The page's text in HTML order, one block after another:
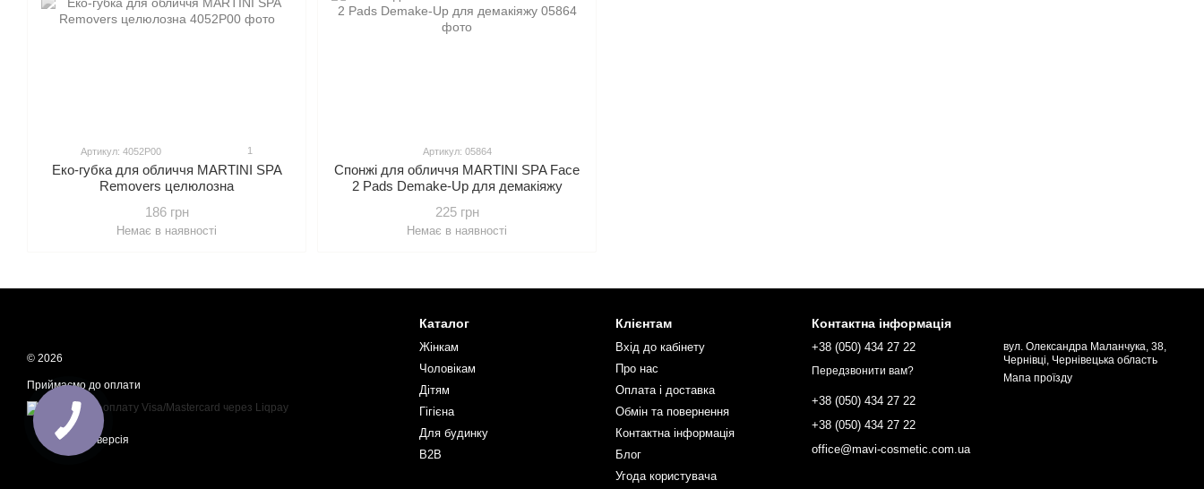
Артикул: 4052P00 1
Еко-губка для обличчя MARTINI SPA
Removers целюлозна
186 грн
Немає в наявності
Артикул: 05864
Спонжі для обличчя MARTINI SPA Face
2 Pads Demake-Up для демакіяжу
225 грн
Немає в наявності
© 2026
Приймаємо до оплати
Мобільна версія
Каталог
Жінкам
Чоловікам
Дітям
Гігієна
Для будинку
B2B
Клієнтам
Вхід до кабінету
Про нас
Оплата і доставка
Обмін та повернення
Контактна інформація
Блог
Угода користувача
Контактна інформація
+38 (050) 434 27 22
Передзвонити вам?
+38 (050) 434 27 22
+38 (050) 434 27 22
office@mavi-cosmetic.com.ua
вул. Олександра Маланчука, 38,
Чернівці, Чернівецька область
Мапа проїзду